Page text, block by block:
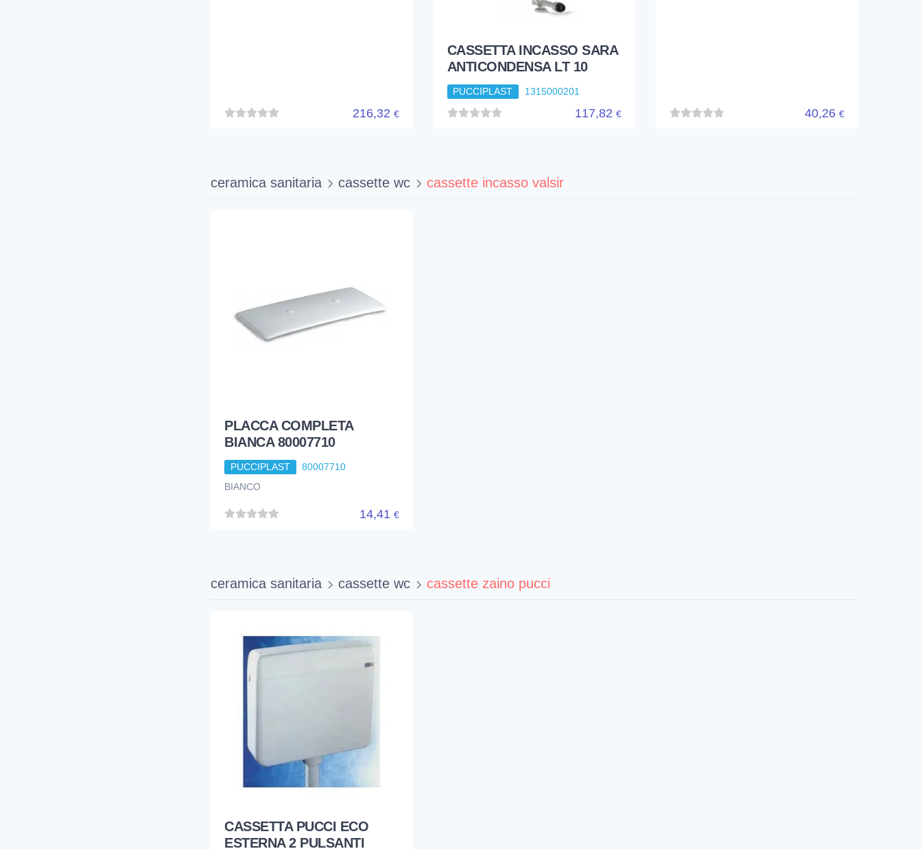
216,32 €
CASSETTA INCASSO SARA
ANTICONDENSA LT 10
PUCCIPLAST 1315000201
117,82€ 40,26 €
ceramica sanitaria cassette wc cassette incasso valsir
PLACCA COMPLETA
BIANCA 80007710
PUCCIPLAST
80007710
BIANCO
14,41 €
ceramica sanitaria cassette wc cassette zaino pucci
CASSETTA PUCCI ECO
ESTERNA 2 PULSANTI